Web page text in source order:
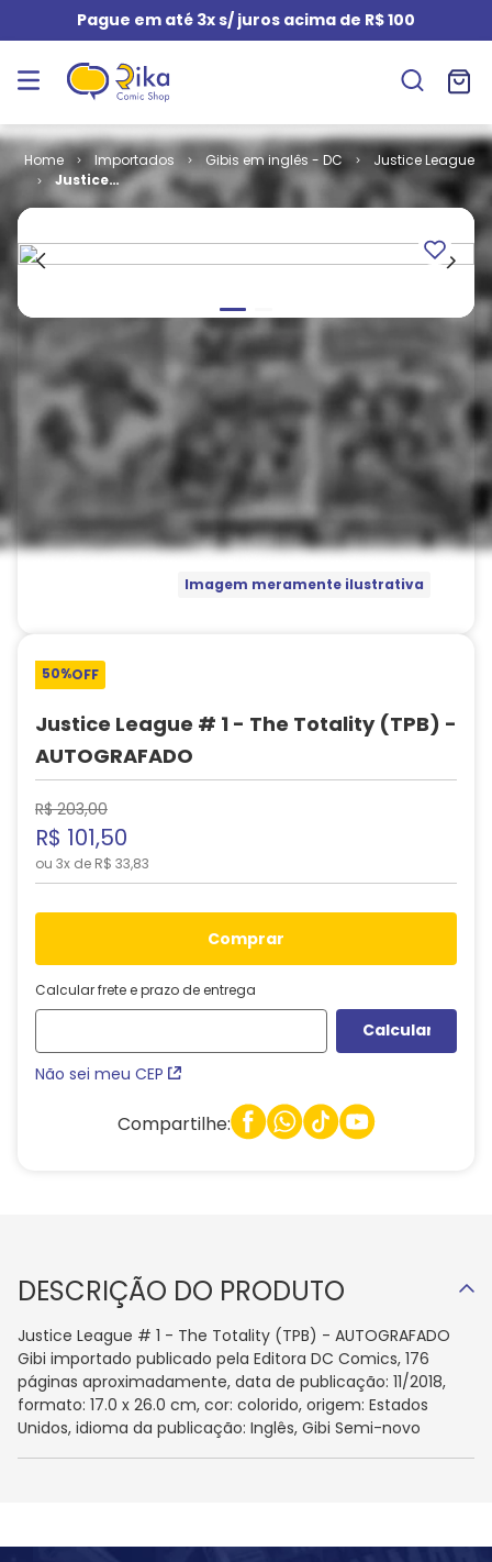
Pague em até 3x s/ juros acima de R$ 100
Importados Gibis em inglês - DC
Justice League
Justice
League # 1 -
(TPB) -
Imagem meramente ilustrativa
50%OFF
Justice League # 1 - The Totality (TPB) -
AUTOGRAFADO
R$ 203,00
R$ 101,50
ou 3x de R$ 33,83
comprar
Calcular frete e prazo de entrega
Não sei meu CEP
Compartilhe:
DESCRIÇÃO DO PRODUTO
Justice League # 1 - The Totality (TPB) - AUTOGRAFADO
Gibi importado publicado pela Editora DC Comics, 176
páginas aproximadamente, data de publicação: 11/2018,
formato: 17.0 x 26.0 cm, cor: colorido, origem: Estados
Unidos, idioma da publicação: Inglês, Gibi Semi-novo